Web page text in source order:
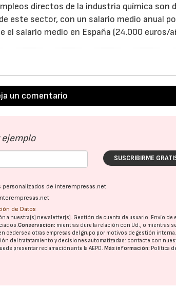
directos de la industria química son
este sector, con un salario medio anual
el salario medio en España (24.000 euros/
un comentario
ejemplo
SUSCRIBIRME
de interempresas.net
de Datos
a nuestra(s) newsletter(s). Gestión de cuenta de usuario. Envío de
Conservación: mientras dure la relación con Ud., o mientras
cederse a otras empresas del grupo por motivos de gestión
del tratatamiento y decisiones automatizadas: contacte con
presentar reclamación ante laAEPD.Más información: Política
23/07/2026